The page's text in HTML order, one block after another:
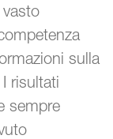
vasto
sulla
risultati
sempre